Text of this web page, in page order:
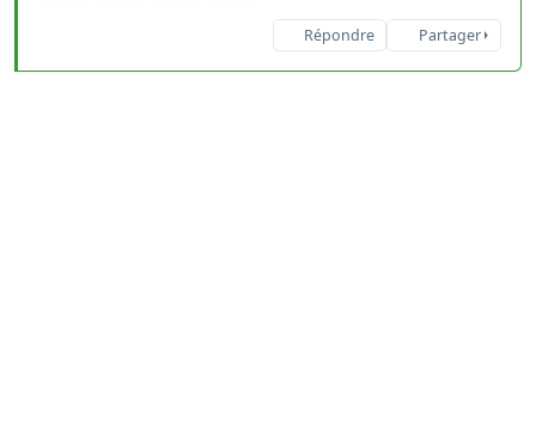
Répondre Partager